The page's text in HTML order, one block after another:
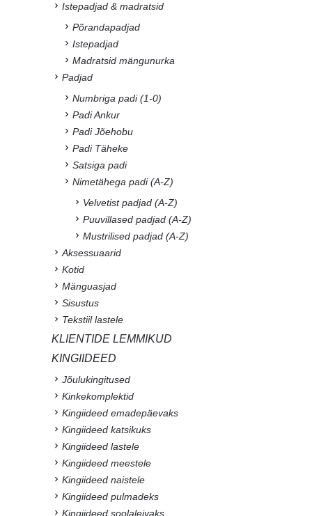
Istepadjad & madratsid
Põrandapadjad
Istepadjad
Madratsid mängunurka
Padjad
Numbriga padi (1-0)
Padi Ankur
Padi Jõehobu
Padi Täheke
Satsiga padi
Nimetähega padi (A-Z)
Velvetist padjad (A-Z)
Puuvillased padjad (A-Z)
Mustrilised padjad (A-Z)
Aksessuaarid
Kotid
Mänguasjad
Sisustus
Tekstiil lastele
KLIENTIDE LEMMIKUD
KINGIIDEED
Jõulukingitused
Kinkekomplektid
Kingiideed emadepäevaks
Kingiideed katsikuks
Kingiideed lastele
Kingiideed meestele
Kingiideed naistele
Kingiideed pulmadeks
Kingiideed soolaleivaks